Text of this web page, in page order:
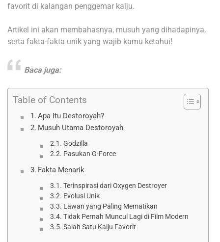
favorit di kalangan penggemar kaiju.
Artikel ini akan membahasnya, musuh yang dihadapinya,
serta fakta-fakta unik yang wajib kamu ketahui!
Baca juga:
Table of Contents
Apa Itu Destoroyah?
Musuh Utama Destoroyah
Godzilla
Pasukan G-Force
Fakta Menarik
Terinspirasi dari Oxygen Destroyer
Evolusi Unik
Lawan yang Paling Mematikan
Tidak Pernah Muncul Lagi di Film Modern
Salah Satu Kaiju Favorit